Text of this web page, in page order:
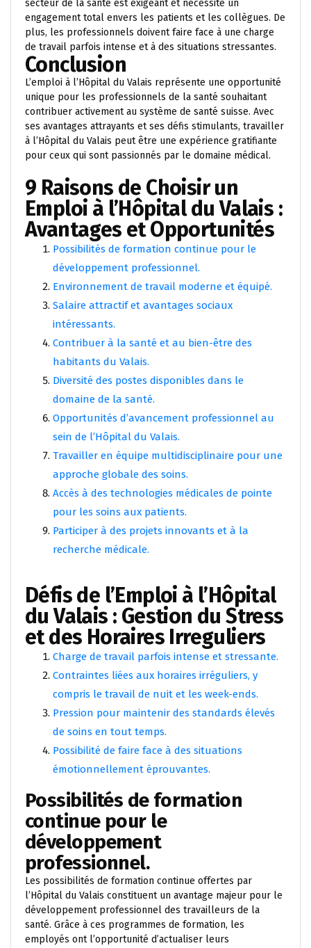
secteur de la santé est exigeant et nécessite un
engagement total envers les patients et les collègues. De
plus, les professionnels doivent faire face à une charge
de travail parfois intense et à des situations stressantes.
Conclusion
L’emploi à l’Hôpital du Valais représente une opportunité
unique pour les professionnels de la santé souhaitant
contribuer activement au système de santé suisse. Avec
ses avantages attrayants et ses défis stimulants, travailler
à l’Hôpital du Valais peut être une expérience gratifiante
pour ceux qui sont passionnés par le domaine médical.
9 Raisons de Choisir un
Emploi à l’Hôpital du Valais :
Avantages et Opportunités
Possibilités de formation continue pour le
développement professionnel.
Environnement de travail moderne et équipé.
Salaire attractif et avantages sociaux
intéressants.
Contribuer à la santé et au bien-être des
habitants du Valais.
Diversité des postes disponibles dans le
domaine de la santé.
Opportunités d’avancement professionnel au
sein de l’Hôpital du Valais.
Travailler en équipe multidisciplinaire pour une
approche globale des soins.
Accès à des technologies médicales de pointe
pour les soins aux patients.
Participer à des projets innovants et à la
recherche médicale.
Défis de l’Emploi à l’Hôpital
du Valais : Gestion du Stress
et des Horaires Irreguliers
Charge de travail parfois intense et stressante.
Contraintes liées aux horaires irréguliers, y
compris le travail de nuit et les week-ends.
Pression pour maintenir des standards élevés
de soins en tout temps.
Possibilité de faire face à des situations
émotionnellement éprouvantes.
Possibilités de formation
continue pour le
développement
professionnel.
Les possibilités de formation continue offertes par
l’Hôpital du Valais constituent un avantage majeur pour le
développement professionnel des travailleurs de la
santé. Grâce à ces programmes de formation, les
employés ont l’opportunité d’actualiser leurs